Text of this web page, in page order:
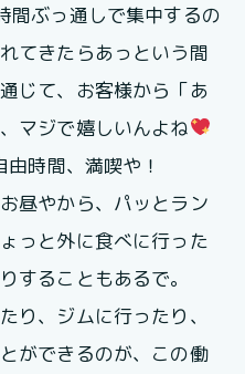
間ぶっ通しで集中するの
てきたらあっという間
じて、お客様から「あ
マジで嬉しいんよね
時間、満喫や！
昼やから、パッとラン
っと外に食べに行った
することもあるで。
り、ジムに行ったり、
ができるのが、この働